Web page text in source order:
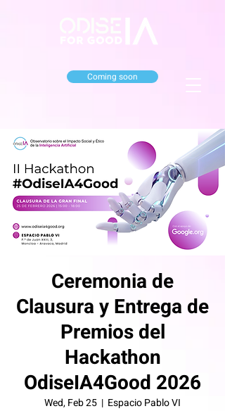
Coming soon
Ceremonia de
Clausura y Entrega de
Premios del
Hackathon
OdiseIA4Good 2026
Wed, Feb 25
  |
Espacio Pablo VI